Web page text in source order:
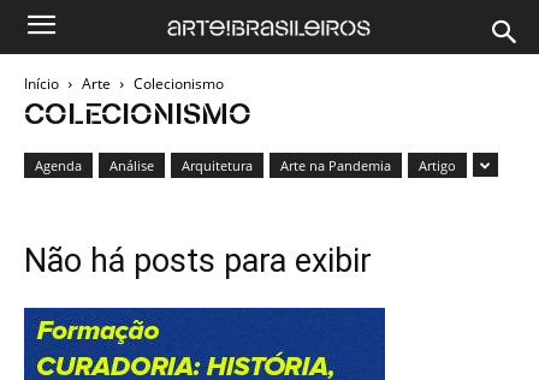
Início Arte Colecionismo
COLECIONISMO
Agenda Análise Arquitetura Arte na Pandemia Artigo
Não há posts para exibir